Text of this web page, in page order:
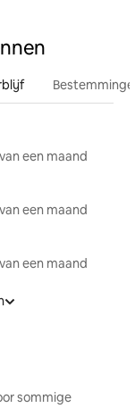
een maand
een maand
een maand
sommige